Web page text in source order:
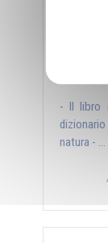
- Il libro
natura - ...